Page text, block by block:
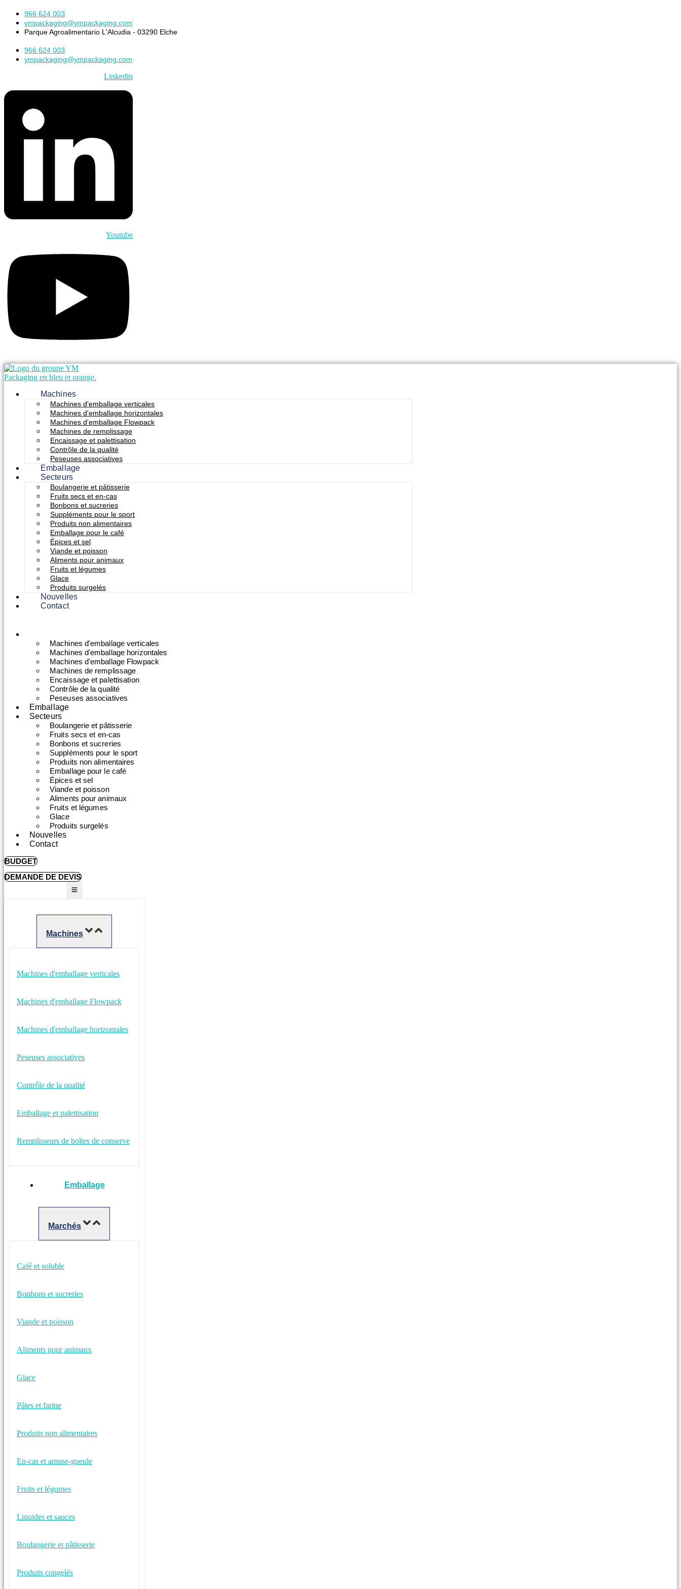
966 624 003
ympackaging@ympackaging.com
Parque Agroalimentario L'Alcudia - 03290 Elche
966 624 003
ympackaging@ympackaging.com
Linkedin
Youtube
Machines
Machines d'emballage verticales
Machines d'emballage horizontales
Machines d'emballage Flowpack
Machines de remplissage
Encaissage et palettisation
Contrôle de la qualité
Peseuses associatives
Emballage
Secteurs
Boulangerie et pâtisserie
Fruits secs et en-cas
Bonbons et sucreries
Suppléments pour le sport
Produits non alimentaires
Emballage pour le café
Épices et sel
Viande et poisson
Aliments pour animaux
Fruits et légumes
Glace
Produits surgelés
Nouvelles
Contact
Machines d'emballage verticales
Machines d'emballage horizontales
Machines d'emballage Flowpack
Machines de remplissage
Encaissage et palettisation
Contrôle de la qualité
Peseuses associatives
Emballage
Secteurs
Boulangerie et pâtisserie
Fruits secs et en-cas
Bonbons et sucreries
Suppléments pour le sport
Produits non alimentaires
Emballage pour le café
Épices et sel
Viande et poisson
Aliments pour animaux
Fruits et légumes
Glace
Produits surgelés
Nouvelles
Contact
BUDGET
DEMANDE DE DEVIS
Machines
Machines d'emballage verticales
Machines d'emballage Flowpack
Machines d'emballage horizontales
Peseuses associatives
Contrôle de la qualité
Emballage et palettisation
Remplisseurs de boîtes de conserve
Emballage
Marchés
Café et soluble
Bonbons et sucreries
Viande et poisson
Aliments pour animaux
Glace
Pâtes et farine
Produits non alimentaires
En-cas et amuse-gueule
Fruits et légumes
Liquides et sauces
Boulangerie et pâtisserie
Produits congelés